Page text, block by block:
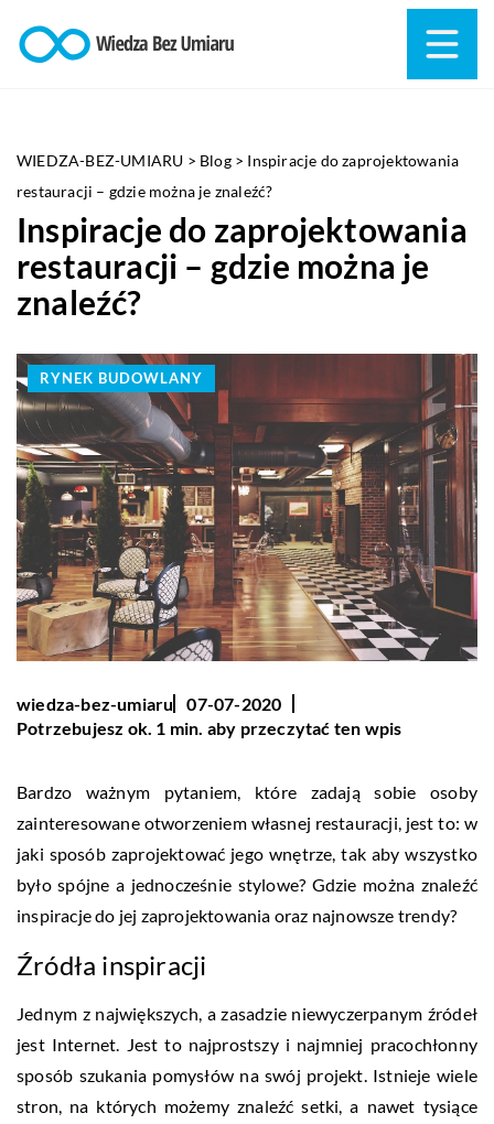
WIEDZA-BEZ-UMIARU > Blog> Inspiracje do zaprojektowania
restauracji – gdzie można je znaleźć?
Inspiracje do zaprojektowania
restauracji – gdzie można je
znaleźć?
RYNEK BUDOWLANY
wiedza-bez-umiaru
07-07-2020
Potrzebujesz ok. 1 min. aby przeczytać ten wpis
Bardzo ważnym pytaniem, które zadają sobie osoby
zainteresowane otworzeniem własnej restauracji, jest to: w
jaki sposób zaprojektować jego wnętrze, tak aby wszystko
było spójne a jednocześnie stylowe? Gdzie można znaleźć
inspiracje do jej zaprojektowania oraz najnowsze trendy?
Źródła inspiracji
Jednym z największych, a zasadzie niewyczerpanym źródeł
jest Internet. Jest to najprostszy i najmniej pracochłonny
sposób szukania pomysłów na swój projekt. Istnieje wiele
stron, na których możemy znaleźć setki, a nawet tysiące